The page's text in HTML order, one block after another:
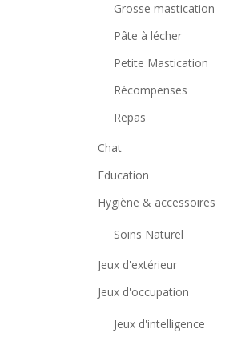
Grosse mastication
Pâte à lécher
Petite Mastication
Récompenses
Repas
Chat
Education
Hygiène & accessoires
Soins Naturel
Jeux d'extérieur
Jeux d'occupation
Jeux d'intelligence